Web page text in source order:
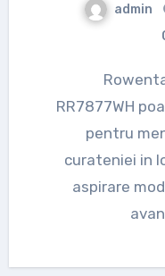
admin
Rowenta X-Plorer Serie 120
RR7877WH
pentru
curateniei in
aspirare